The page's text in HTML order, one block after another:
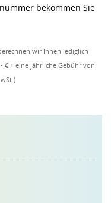
bekommen Sie
wir Ihnen lediglich
€ + eine jährliche Gebühr von